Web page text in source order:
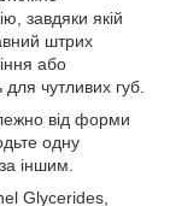
завдяки якій
штрих
або
для чутливих губ.
від форми
одну
іншим.
Glycerides,